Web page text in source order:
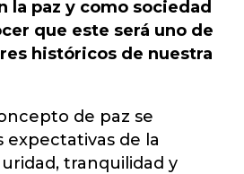
la paz y como sociedad
que este será uno de
históricos de nuestra
de paz se
de la
tranquilidad y